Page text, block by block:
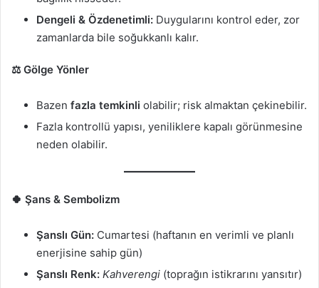
Dengeli & Özdenetimli: Duygularını kontrol eder, zor
zamanlarda bile soğukkanlı kalır.
⚖️ Gölge Yönler
Bazen fazla temkinli olabilir; risk almaktan çekinebilir.
Fazla kontrollü yapısı, yeniliklere kapalı görünmesine
neden olabilir.
🍀 Şans & Sembolizm
Şanslı Gün: Cumartesi (haftanın en verimli ve planlı
enerjisine sahip gün)
Şanslı Renk: Kahverengi (toprağın istikrarını yansıtır)